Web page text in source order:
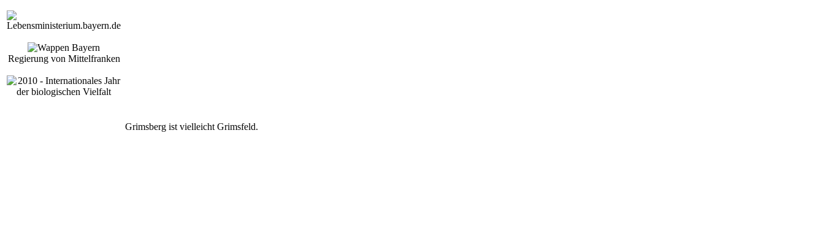
Regierung von Mittelfranken
Grimsberg ist vielleicht Grimsfeld.